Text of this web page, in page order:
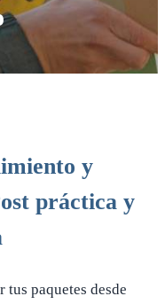
y
práctica y
tus paquetes desde